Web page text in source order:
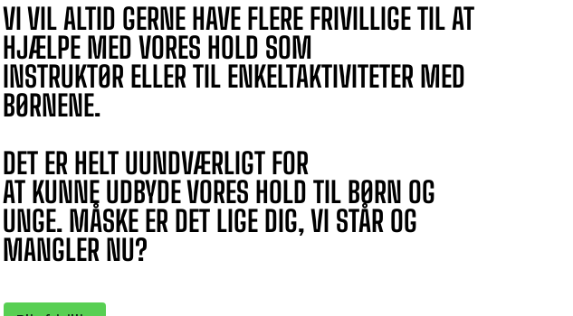
VI VIL ALTID GERNE HAVE FLERE FRIVILLIGE TIL AT
HJÆLPE MED VORES HOLD SOM
INSTRUKTØR ELLER TIL ENKELTAKTIVITETER MED
BØRNENE.
DET ER HELT UUNDVÆRLIGT FOR
AT KUNNE UDBYDE VORES HOLD TIL BØRN OG
UNGE. MÅSKE ER DET LIGE DIG, VI STÅR OG
MANGLER NU?